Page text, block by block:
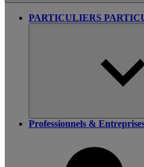
PARTICULIERS
Professionnels &